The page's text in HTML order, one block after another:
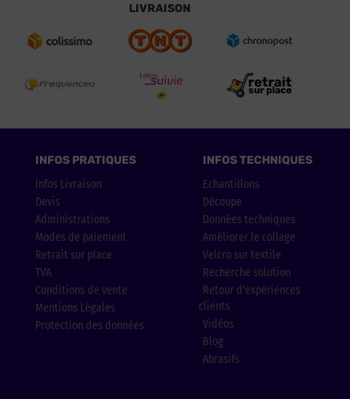
LIVRAISON
INFOS PRATIQUES
Infos Livraison
Devis
Administrations
Modes de paiement
Retrait sur place
TVA
Conditions de vente
Mentions Légales
Protection des données
INFOS TECHNIQUES
Echantillons
Découpe
Données techniques
Améliorer le collage
Velcro sur textile
Recherche solution
Retour d'expériences
clients
Vidéos
Blog
Abrasifs